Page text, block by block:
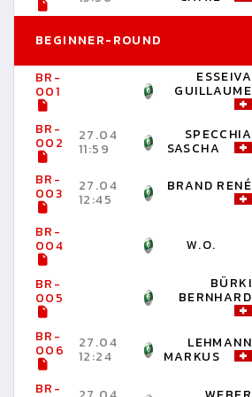
BEGINNER-ROUND
BR-
001
ESSEIVA
GUILLAUME
BR-
002 27.04
11:59
SPECCHIA
SASCHA
BR-
003 27.04
12:45
BRAND RENÉ
BR-
004 W.O.
BR-
005
BÜRKI
BERNHARD
BR-
006 27.04
12:24
LEHMANN
MARKUS
BR-